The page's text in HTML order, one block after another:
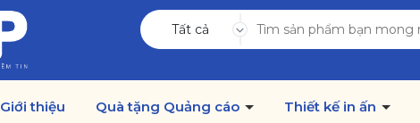
Tất cả
Giới thiệu Quà tặng Quảng cáo Thiết kế in ấn